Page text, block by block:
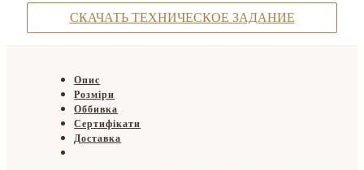
СКАЧАТЬ ТЕХНИЧЕСКОЕ ЗАДАНИЕ
Опис
Розміри
Оббивка
Сертифікати
Доставка